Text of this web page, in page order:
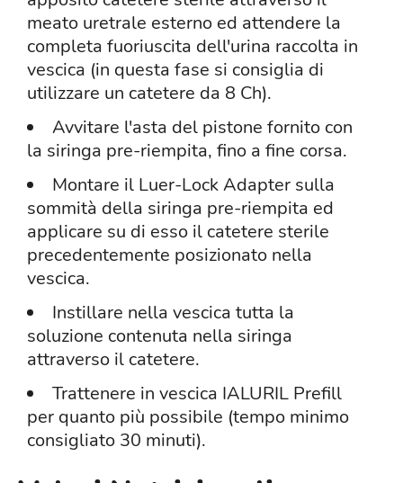
meato uretrale esterno ed attendere la
completa fuoriuscita dell'urina raccolta in
vescica (in questa fase si consiglia di
utilizzare un catetere da 8 Ch).
Avvitare l'asta del pistone fornito con
la siringa pre-riempita, fino a fine corsa.
Montare il Luer-Lock Adapter sulla
sommità della siringa pre-riempita ed
applicare su di esso il catetere sterile
precedentemente posizionato nella
vescica.
Instillare nella vescica tutta la
soluzione contenuta nella siringa
attraverso il catetere.
Trattenere in vescica IALURIL Prefill
per quanto più possibile (tempo minimo
consigliato 30 minuti).